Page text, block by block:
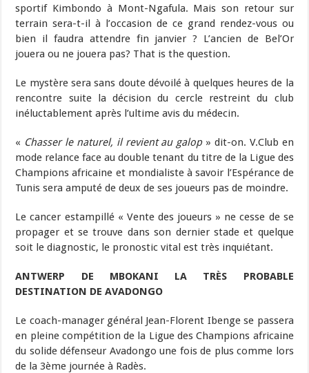
sportif Kimbondo à Mont-Ngafula. Mais son retour sur
terrain sera-t-il à l’occasion de ce grand rendez-vous ou
bien il faudra attendre fin janvier ? L’ancien de Bel’Or
jouera ou ne jouera pas? That is the question.
Le mystère sera sans doute dévoilé à quelques heures de la
rencontre suite la décision du cercle restreint du club
inéluctablement après l’ultime avis du médecin.
« Chasser le naturel, il revient au galop» dit-on. V.Club en
mode relance face au double tenant du titre de la Ligue des
Champions africaine et mondialiste à savoir l’Espérance de
Tunis sera amputé de deux de ses joueurs pas de moindre.
Le cancer estampillé « Vente des joueurs » ne cesse de se
propager et se trouve dans son dernier stade et quelque
soit le diagnostic, le pronostic vital est très inquiétant.
ANTWERP DE MBOKANI LA TRÈS PROBABLE
DESTINATION DE AVADONGO
Le coach-manager général Jean-Florent Ibenge se passera
en pleine compétition de la Ligue des Champions africaine
du solide défenseur Avadongo une fois de plus comme lors
de la 3ème journée à Radès.